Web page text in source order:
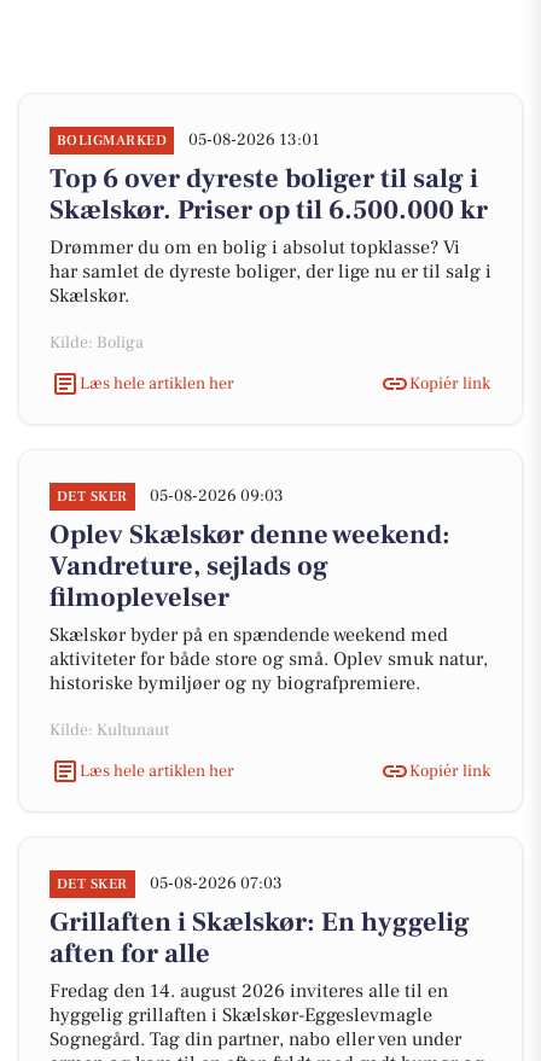
BOLIGMARKED 05-08-2026 13:01
Top 6 over dyreste boliger til salg i
Skælskør. Priser op til 6.500.000 kr
Drømmer du om en bolig i absolut topklasse? Vi
har samlet de dyreste boliger, der lige nu er til salg i
Skælskør.
Kilde: Boliga
Læs hele artiklen her
Kopiér link
DET SKER 05-08-2026 09:03
Oplev Skælskør denne weekend:
Vandreture, sejlads og
filmoplevelser
Skælskør byder på en spændende weekend med
aktiviteter for både store og små. Oplev smuk natur,
historiske bymiljøer og ny biografpremiere.
Kilde: Kultunaut
Læs hele artiklen her
Kopiér link
DET SKER 05-08-2026 07:03
Grillaften i Skælskør: En hyggelig
aften for alle
Fredag den 14. august 2026 inviteres alle til en
hyggelig grillaften i Skælskør-Eggeslevmagle
Sognegård. Tag din partner, nabo eller ven under